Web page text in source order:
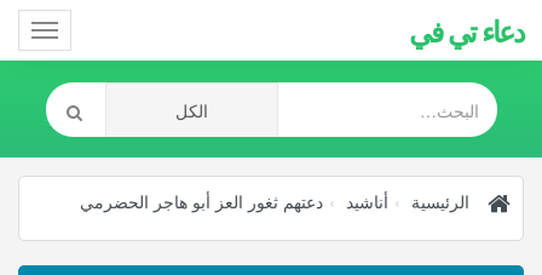
دعاء تي في
الرئيسية أناشيد دعتهم ثغور العز أبو هاجر الحضرمي